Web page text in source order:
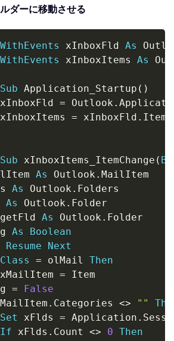
ダーに移動させる
WithEvents xInboxFld As
WithEvents xInboxItems As
Sub Application_Startup ( )
xInboxFld = Outlook .
xInboxItems = xInboxFld .
Sub xInboxItems_ItemChange (
As Outlook .
As Outlook .
As Outlook .
As Outlook .
As
Boolean
Resume
Next
Class = olMail Then
xMailItem = Item
=
False
. Categories <> ""
Set xFlds = Application .
If xFlds . Count <> 0 Then
Copy